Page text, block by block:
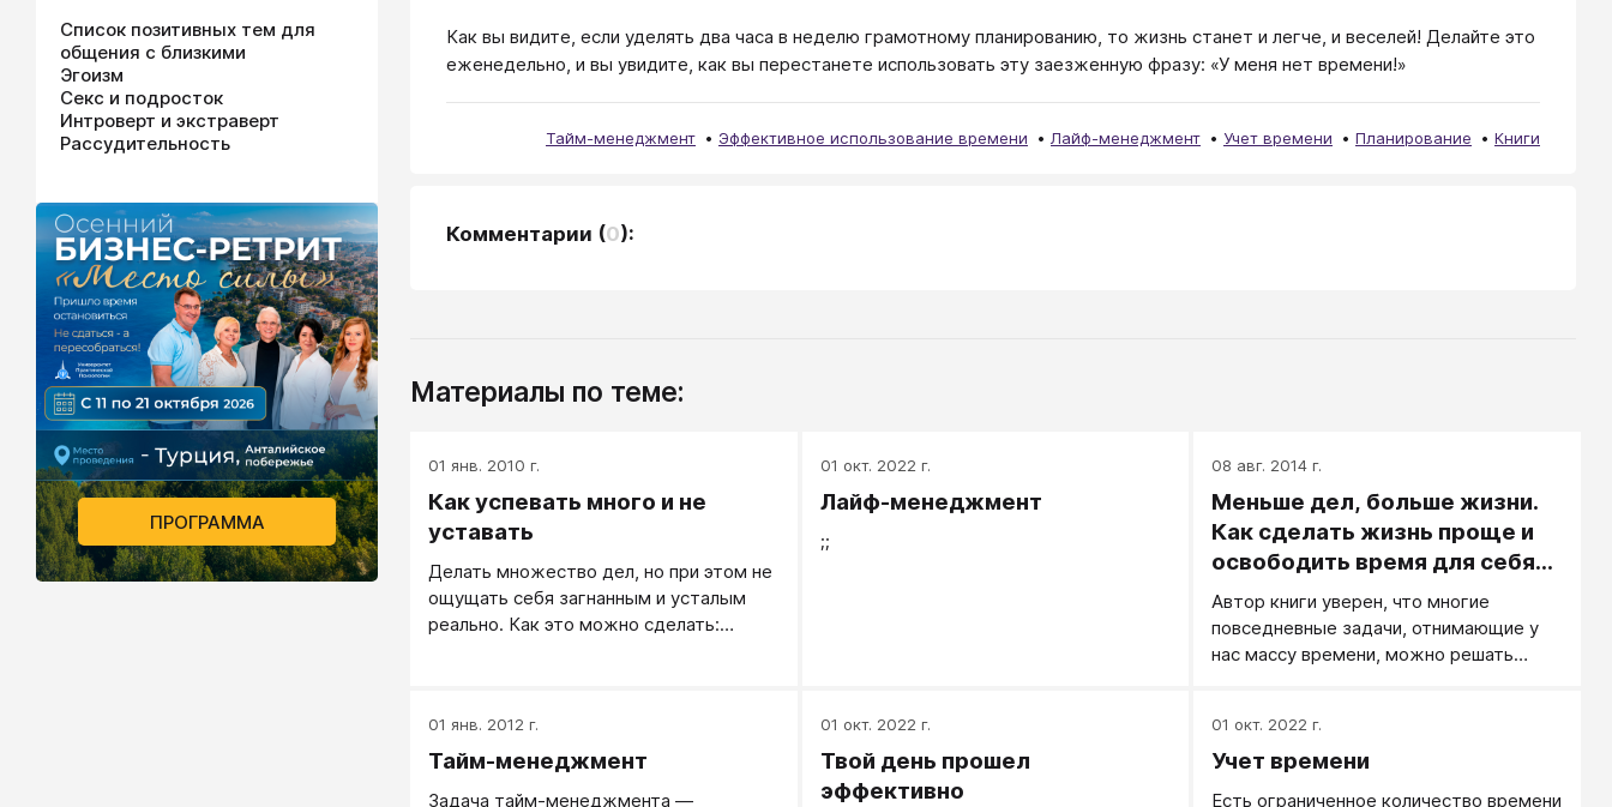
Как вы видите, если уделять два часа в неделю грамотному планированию, то жизнь станет и легче, и веселей! Делайте это
еженедельно, и вы увидите, как вы перестанете использовать эту заезженную фразу: «У меня нет времени!»
Тайм-менеджмент Эффективное использование времени Лайф-менеджмент Учет времени Планирование Книги
Комментарии (0):
Материалы по теме:
01 янв. 2010 г.
Как успевать много и не
уставать
Делать множество дел, но при этом не
ощущать себя загнанным и усталым
реально. Как это можно сделать:
01 окт. 2022 г.
Лайф-менеджмент
;;
08 авг. 2014 г.
Меньше дел, больше жизни.
Как сделать жизнь проще и
освободить время для себя
(А. Мейсел)
Автор книги уверен, что многие
повседневные задачи, отнимающие у
нас массу времени, можно решать
приложений. Это позволит
высвободить силы на общение с
01 янв. 2012 г.
Тайм-менеджмент
Задача тайм-менеджмента —
01 окт. 2022 г.
Твой день прошел
эффективно
01 окт. 2022 г.
Учет времени
Есть ограниченное количество времени
Список позитивных тем для
общения с близкими
Эгоизм
Секс и подросток
Интроверт и экстраверт
Рассудительность
ПРОГРАММА